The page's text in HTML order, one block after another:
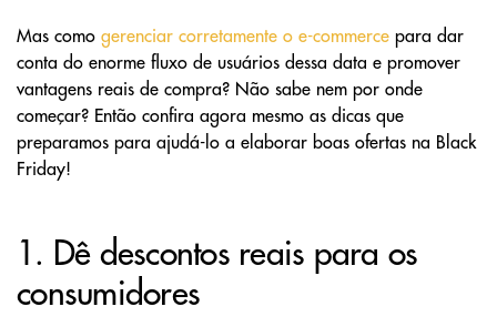
Mas como gerenciar corretamente o e-commerce para dar
conta do enorme fluxo de usuários dessa data e promover
vantagens reais de compra? Não sabe nem por onde
começar? Então confira agora mesmo as dicas que
preparamos para ajudá-lo a elaborar boas ofertas na Black
Friday!
1. Dê descontos reais para os
consumidores